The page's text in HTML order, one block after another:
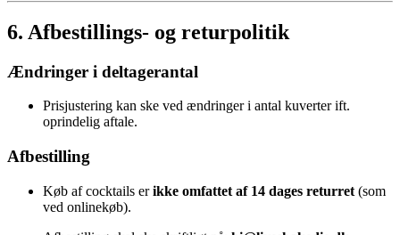
6. Afbestillings- og returpolitik
Ændringer i deltagerantal
Prisjustering kan ske ved ændringer i antal kuverter ift.
oprindelig aftale.
Afbestilling
Køb af cocktails erikke omfattet af 14 dages returret (som
ved onlinekøb).